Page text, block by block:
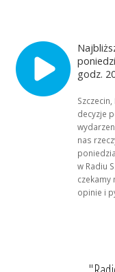
godz.
decyzje
nas
w Radiu
czekamy
opinie i